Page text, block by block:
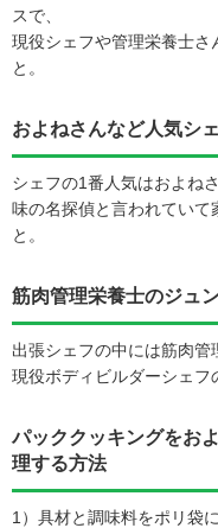
スで、
現役シェフや管理栄養士さ
と。
およねさんなど人気シ
シェフの1番人気はおよね
味の名探偵と言われていて
と。
筋肉管理栄養士のジュ
出張シェフの中には筋肉管
現役ボディビルダーシェフ
パッククッキングをお
理する方法
1）具材と調味料をポリ袋